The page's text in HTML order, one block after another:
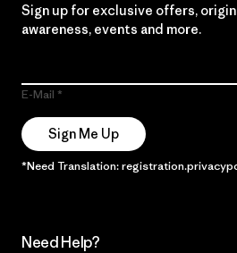
Sign up for exclusive offers,
awareness, events and more.
E-Mail
Sign Me Up
*Need Translation:
Need Help?